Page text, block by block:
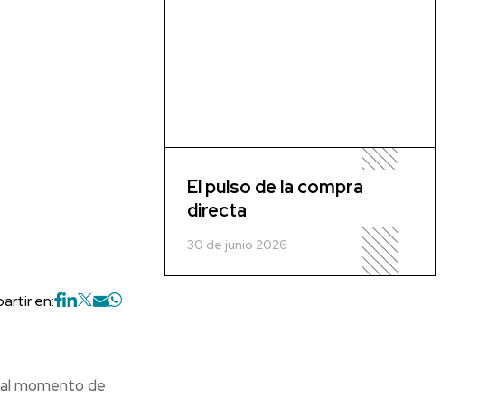
en:
momento de
El pulso de la compra
directa
30 de junio 2026